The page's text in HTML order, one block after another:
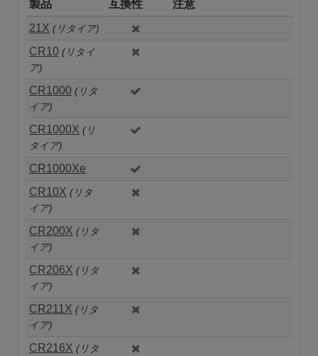
製品 互換性
注意
21X (リタイア)
CR10 (リタイ
ア)
CR1000 (リタ
イア)
CR1000X (リ
タイア)
CR1000Xe
CR10X (リタ
イア)
CR200X (リタ
イア)
CR206X (リタ
イア)
CR211X (リタ
イア)
CR216X (リタ